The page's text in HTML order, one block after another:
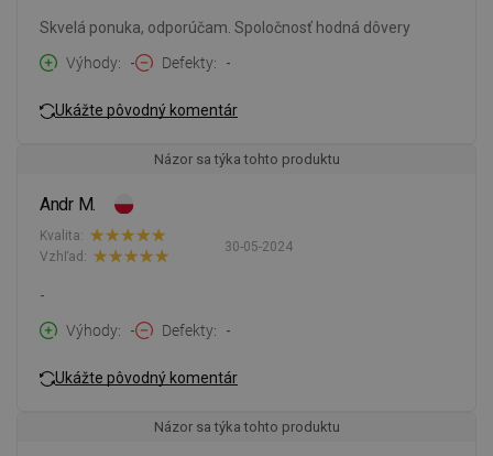
Skvelá ponuka, odporúčam. Spoločnosť hodná dôvery
Výhody
- Defekty -
Ukážte pôvodný komentár
Názor sa týka tohto produktu
Andr M.
30-05-2024
Kvalita:
Vzhľad:
-
Výhody
- Defekty -
Ukážte pôvodný komentár
Názor sa týka tohto produktu